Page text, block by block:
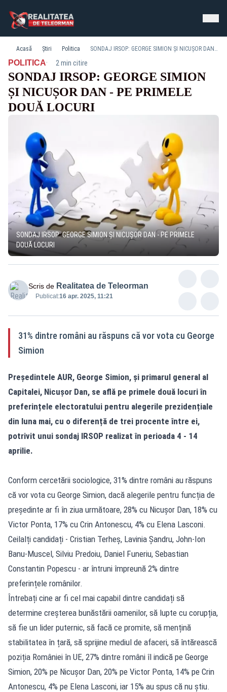
Acasă Știri Politica SONDAJ IRSOP: GEORGE SIMION ȘI NICUȘOR DAN - PE PRIMELE DOUĂ LOCURI
POLITICA· 2 min citire
SONDAJ IRSOP: GEORGE SIMION
ȘI NICUȘOR DAN - PE PRIMELE
DOUĂ LOCURI
SONDAJ IRSOP: GEORGE SIMION ȘI NICUȘOR DAN - PE PRIMELE
DOUĂ LOCURI
Scris de Realitatea de Teleorman
Publicat:16 apr. 2025, 11:21
31% dintre români au răspuns că vor vota cu George
Simion
Președintele AUR, George Simion, și primarul general al
Capitalei, Nicușor Dan, se află pe primele două locuri în
preferințele electoratului pentru alegerile prezidențiale
din luna mai, cu o diferență de trei procente între ei,
potrivit unui sondaj IRSOP realizat în perioada 4 - 14
aprilie.
Conform cercetării sociologice, 31% dintre români au răspuns
că vor vota cu George Simion, dacă alegerile pentru funcția de
președinte ar fi în ziua următoare, 28% cu Nicușor Dan, 18% cu
Victor Ponta, 17% cu Crin Antonescu, 4% cu Elena Lasconi.
Ceilalți candidați - Cristian Terheș, Lavinia Șandru, John-Ion
Banu-Muscel, Silviu Predoiu, Daniel Funeriu, Sebastian
Constantin Popescu - ar întruni împreună 2% dintre
preferințele românilor.
Întrebați cine ar fi cel mai capabil dintre candidați să
determine creșterea bunăstării oamenilor, să lupte cu corupția,
să fie un lider puternic, să facă ce promite, să mențină
stabilitatea în țară, să sprijine mediul de afaceri, să întărească
poziția României în UE, 27% dintre români îl indică pe George
Simion, 20% pe Nicușor Dan, 20% pe Victor Ponta, 14% pe Crin
Antonescu, 4% pe Elena Lasconi, iar 15% au spus că nu știu.